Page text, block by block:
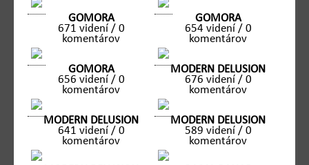
GOMORA
671 videní / 0
komentárov
GOMORA
654 videní / 0
komentárov
GOMORA
656 videní / 0
komentárov
MODERN DELUSION
676 videní / 0
komentárov
MODERN DELUSION
641 videní / 0
komentárov
MODERN DELUSION
589 videní / 0
komentárov